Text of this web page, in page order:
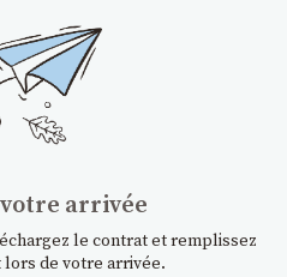
arrivée
le contrat et remplissez
de votre arrivée.